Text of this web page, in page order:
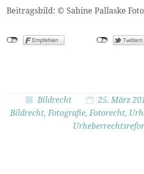
Beitragsbild: © Sabine Pallaske
Bildrecht 25. März
Bildrecht,Fotografie,Fotorecht,